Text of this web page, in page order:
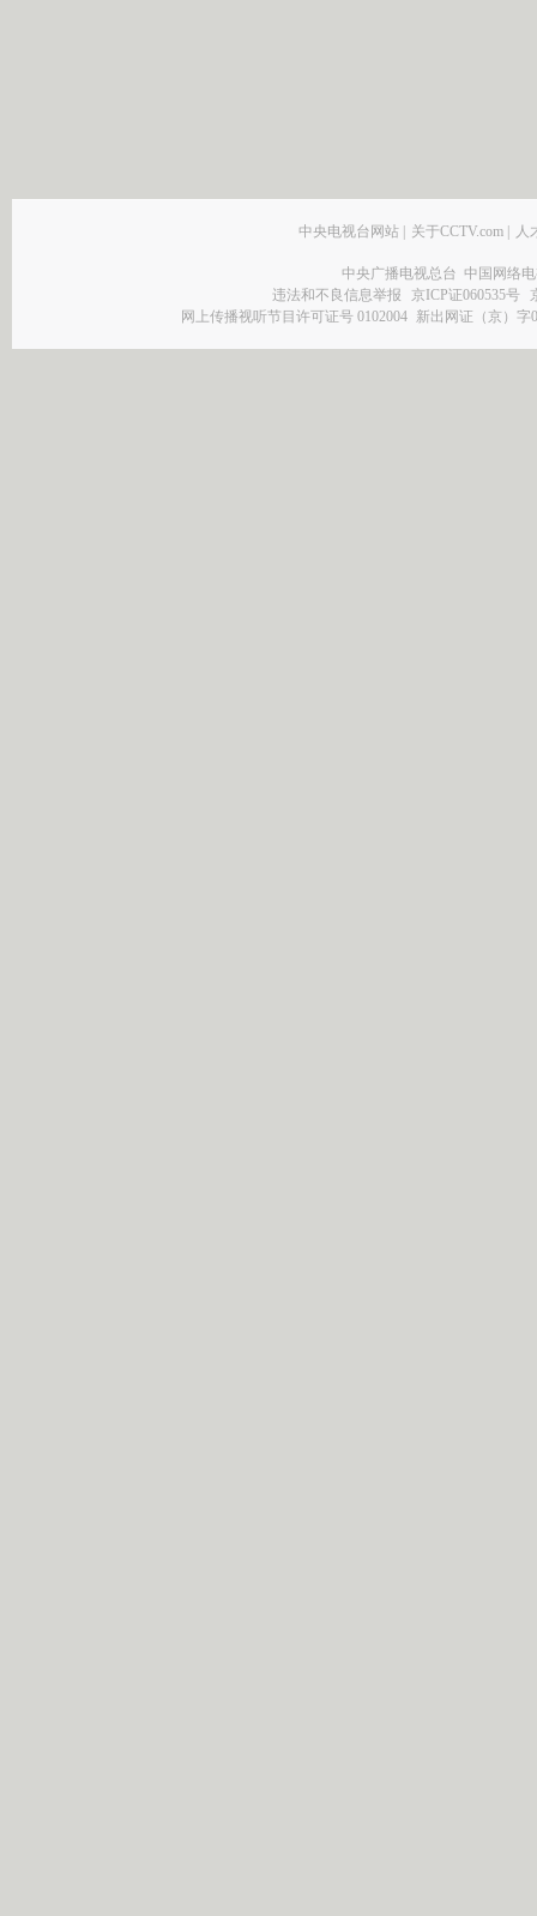
中央电视台网站 | 关于CCTV.com | 人
中央广播电视总台 中国网络
违法和不良信息举报
京ICP证060535号
网上传播视听节目许可证号 0102004 新出网证（京）